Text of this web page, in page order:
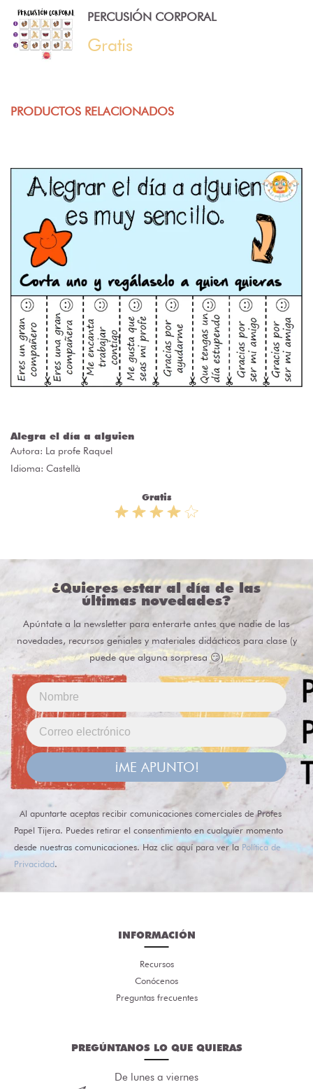
PERCUSIÓN CORPORAL
Gratis
PRODUCTOS RELACIONADOS
Alegra el día a alguien
Autora: La profe Raquel
Idioma: Castellà
Gratis
¿Quieres estar al día de las
últimas novedades?
Apúntate a la newsletter para enterarte antes que nadie de las
novedades, recursos geniales y materiales didácticos para clase (y
puede que alguna sorpresa 😏)
¡ME APUNTO!
Al apuntarte aceptas recibir comunicaciones comerciales de Profes
Papel Tijera. Puedes retirar el consentimiento en cualquier momento
desde nuestras comunicaciones. Haz clic aquí para ver la Política de
Privacidad.
INFORMACIÓN
Recursos
Conócenos
Preguntas frecuentes
PREGÚNTANOS LO QUE QUIERAS
De lunes a viernes